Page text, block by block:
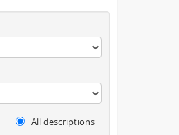
All descriptions